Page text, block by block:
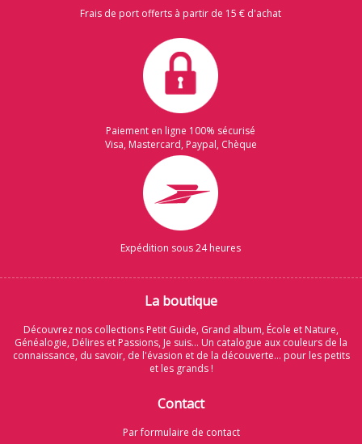
Frais de port offerts à partir de 15 € d'achat
Paiement en ligne 100% sécurisé
Visa, Mastercard, Paypal, Chèque
Expédition sous 24 heures
La boutique
Découvrez nos collections Petit Guide, Grand album, École et Nature,
Généalogie, Délires et Passions, Je suis... Un catalogue aux couleurs de la
connaissance, du savoir, de l'évasion et de la découverte... pour les petits
et les grands !
Contact
Par formulaire de contact